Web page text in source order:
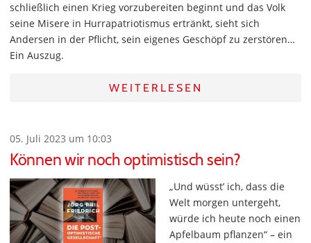
schließlich einen Krieg vorzubereiten beginnt und das Volk
seine Misere in Hurrapatriotismus ertränkt, sieht sich
Andersen in der Pflicht, sein eigenes Geschöpf zu zerstören…
Ein Auszug.
WEITERLESEN
05. Juli 2023 um 10:03
Können wir noch optimistisch sein?
„Und wüsst’ ich, dass die
Welt morgen untergeht,
würde ich heute noch einen
Apfelbaum pflanzen“ – ein